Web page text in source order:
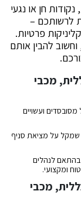
חן או נגעי
לרשותכם –
פרטיות.
להבין אותם
מכבי
ועשויים
שמקל על מציאת סניף
בהתאם לנהלים
ומקצועי.
מכבי